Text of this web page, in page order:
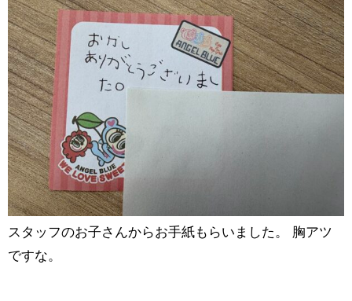
スタッフのお子さんからお手紙もらいました。 胸アツ
ですな。